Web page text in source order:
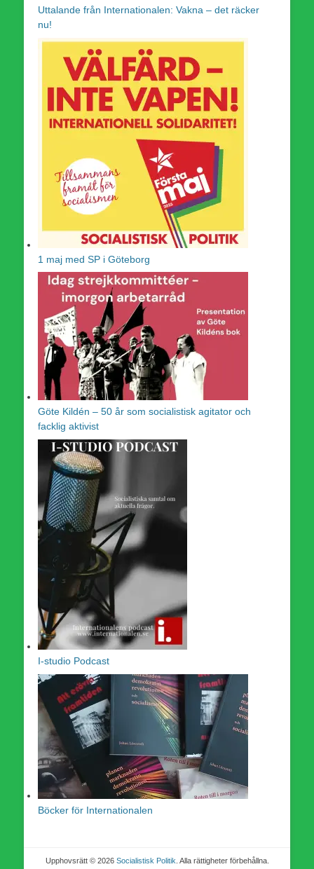
Uttalande från Internationalen: Vakna – det räcker
nu!
1 maj med SP i Göteborg
Göte Kildén – 50 år som socialistisk agitator och
facklig aktivist
I-studio Podcast
Böcker för Internationalen
Upphovsrätt © 2026 Socialistisk Politik . Alla rättigheter förbehållna.